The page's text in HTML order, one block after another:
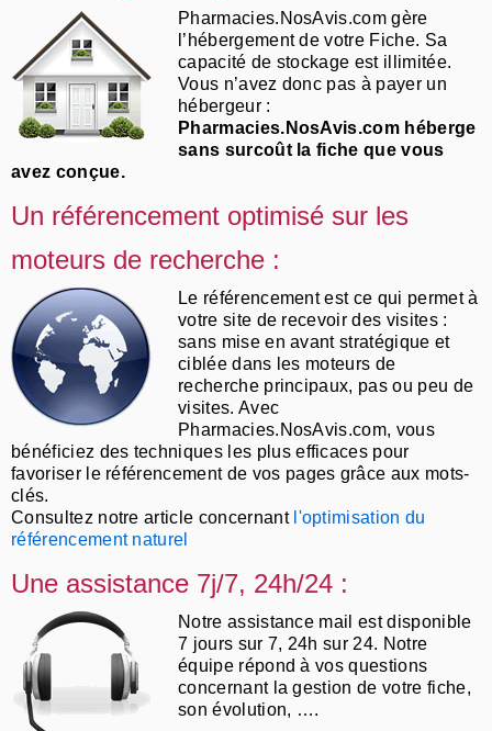
Pharmacies.NosAvis.com gère
l’hébergement de votre Fiche. Sa
capacité de stockage est illimitée.
Vous n’avez donc pas à payer un
hébergeur :
Pharmacies.NosAvis.com héberge
sans surcoût la fiche que vous
avez conçue.
Un référencement optimisé sur les
moteurs de recherche :
Le référencement est ce qui permet à
votre site de recevoir des visites :
sans mise en avant stratégique et
ciblée dans les moteurs de
recherche principaux, pas ou peu de
visites. Avec
Pharmacies.NosAvis.com, vous
bénéficiez des techniques les plus efficaces pour
favoriser le référencement de vos pages grâce aux mots-
clés.
Consultez notre article concernant l'optimisation du
référencement naturel
Une assistance 7j/7, 24h/24 :
Notre assistance mail est disponible
7 jours sur 7, 24h sur 24. Notre
équipe répond à vos questions
concernant la gestion de votre fiche,
son évolution, ….